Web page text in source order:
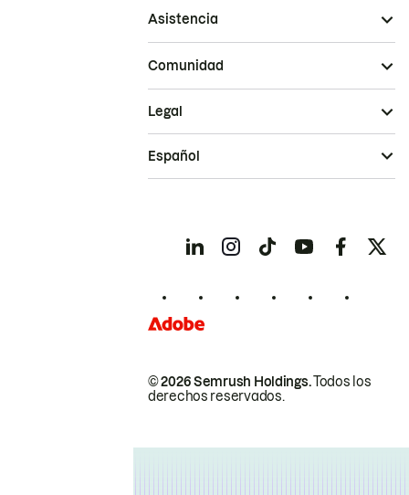
Asistencia
Comunidad
© 2026 Semrush Holdings.Todos los
derechos reservados.
Legal
Español